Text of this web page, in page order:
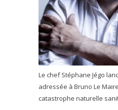
Le chef Stéphane Jégo
adressée à Bruno Le
catastrophe naturelle